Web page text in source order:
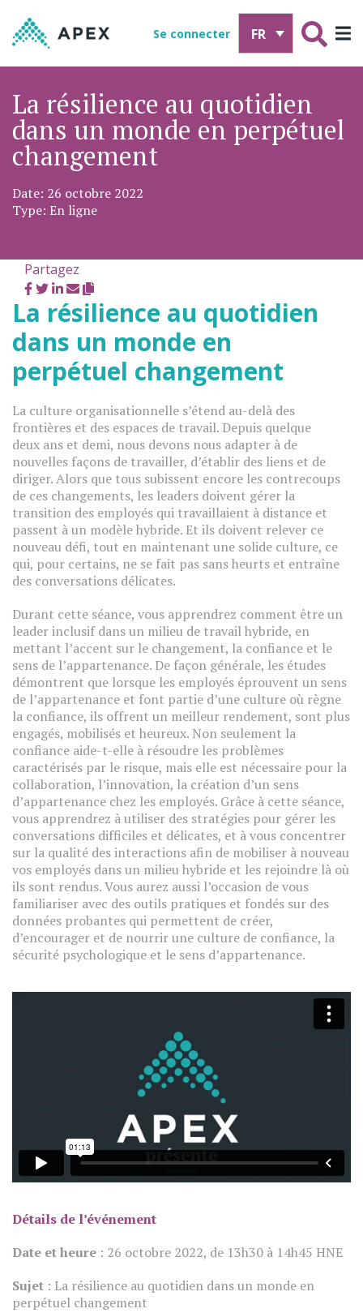
Se connecter FR
La résilience au quotidien
dans un monde en perpétuel
changement
Date: 26 octobre 2022
Type: En ligne
Partagez
La résilience au quotidien
dans un monde en
perpétuel changement
La culture organisationnelle s’étend au-delà des
frontières et des espaces de travail. Depuis quelque
deux ans et demi, nous devons nous adapter à de
nouvelles façons de travailler, d’établir des liens et de
diriger. Alors que tous subissent encore les contrecoups
de ces changements, les leaders doivent gérer la
transition des employés qui travaillaient à distance et
passent à un modèle hybride. Et ils doivent relever ce
nouveau défi, tout en maintenant une solide culture, ce
qui, pour certains, ne se fait pas sans heurts et entraîne
des conversations délicates.
Durant cette séance, vous apprendrez comment être un
leader inclusif dans un milieu de travail hybride, en
mettant l’accent sur le changement, la confiance et le
sens de l’appartenance. De façon générale, les études
démontrent que lorsque les employés éprouvent un sens
de l’appartenance et font partie d’une culture où règne
la confiance, ils offrent un meilleur rendement, sont plus
engagés, mobilisés et heureux. Non seulement la
confiance aide-t-elle à résoudre les problèmes
caractérisés par le risque, mais elle est nécessaire pour la
collaboration, l’innovation, la création d’un sens
d’appartenance chez les employés. Grâce à cette séance,
vous apprendrez à utiliser des stratégies pour gérer les
conversations difficiles et délicates, et à vous concentrer
sur la qualité des interactions afin de mobiliser à nouveau
vos employés dans un milieu hybride et les rejoindre là où
ils sont rendus. Vous aurez aussi l’occasion de vous
familiariser avec des outils pratiques et fondés sur des
données probantes qui permettent de créer,
d’encourager et de nourrir une culture de confiance, la
sécurité psychologique et le sens d’appartenance.
Détails de l’événement
Date et heure : 26 octobre 2022, de 13h30 à 14h45 HNE
Sujet : La résilience au quotidien dans un monde en
perpétuel changement